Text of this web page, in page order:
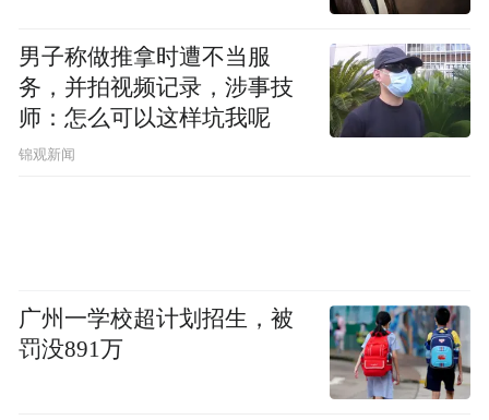
男子称做推拿时遭不当服
务，并拍视频记录，涉事技
师：怎么可以这样坑我呢
锦观新闻
广州一学校超计划招生，被
罚没891万